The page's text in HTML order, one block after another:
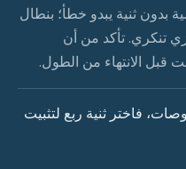
بدون ثنية يبدو خطأ؛ بنطال
تنكري. تأكد من أن
قبل الانتهاء من الطول.
كانت فتحة الساق أوسع من 8 بوصات، فاختر ثنية ربع لتثبيت